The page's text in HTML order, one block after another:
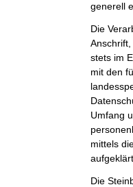
generell
Die
stets im
mit den
Umfang
mittels
aufgeklärt.
Die